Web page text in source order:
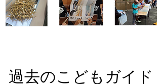
過去のこどもガイド